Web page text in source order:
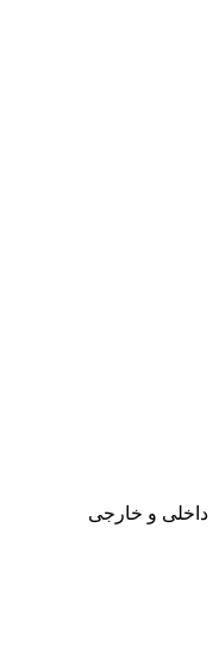
داخلی و خارجی